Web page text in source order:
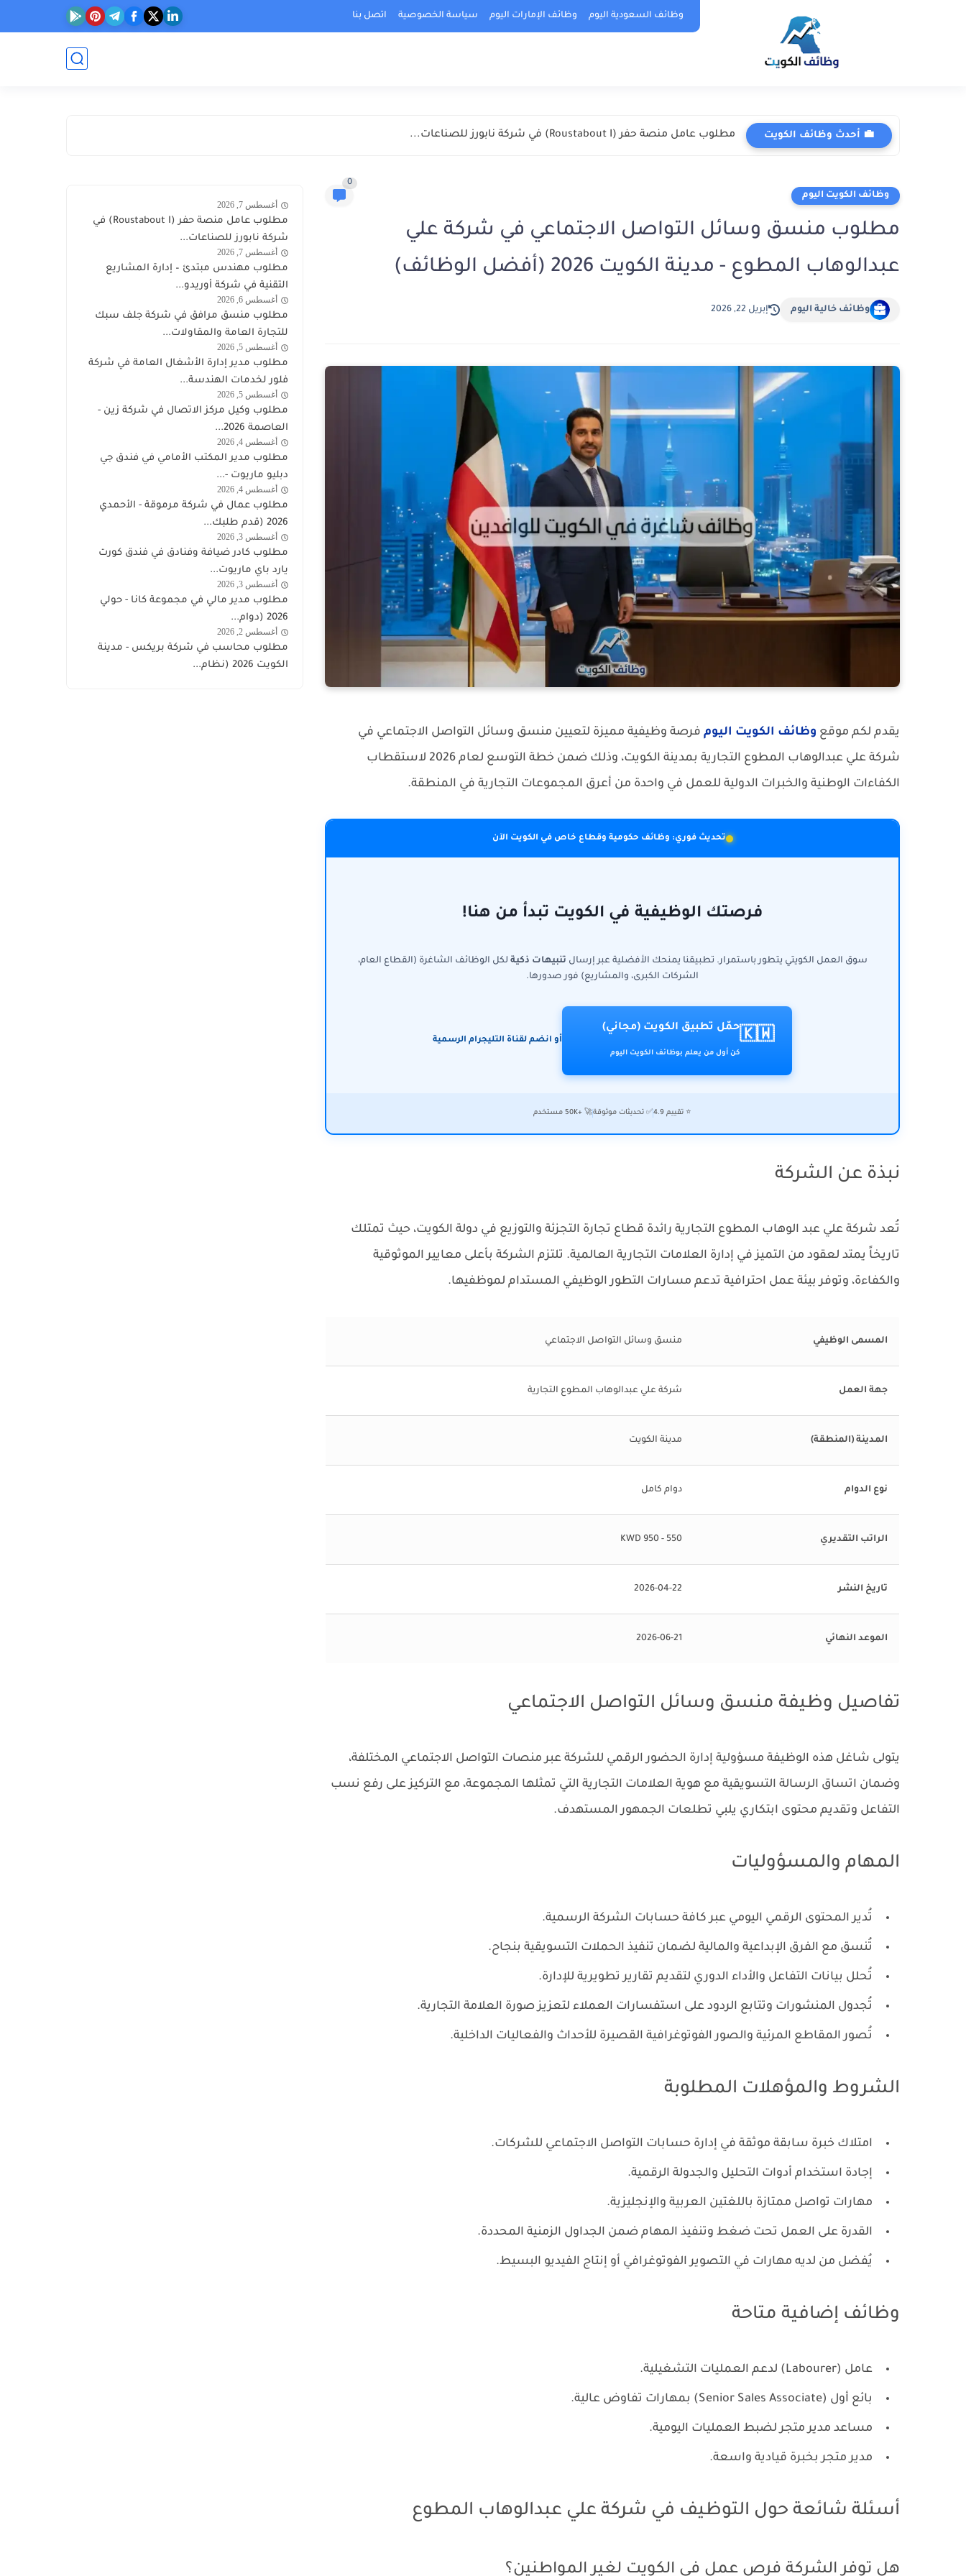
وظائف السعودية اليوم وظائف الإمارات اليوم سياسة الخصوصية اتصل بنا
💼 أحدث وظائف الكويت مطلوب عامل منصة حفر (Roustabout I) في شركة نابورز للصناعات...
وظائف الكويت اليوم
0
مطلوب منسق وسائل التواصل الاجتماعي في شركة علي
عبدالوهاب المطوع - مدينة الكويت 2026 (أفضل الوظائف)
وظائف خالية اليوم إبريل 22, 2026
يقدم لكم موقع وظائف الكويت اليوم فرصة وظيفية مميزة لتعيين منسق وسائل التواصل الاجتماعي في
شركة علي عبدالوهاب المطوع التجارية بمدينة الكويت، وذلك ضمن خطة التوسع لعام 2026 لاستقطاب
الكفاءات الوطنية والخبرات الدولية للعمل في واحدة من أعرق المجموعات التجارية في المنطقة.
تحديث فوري: وظائف حكومية وقطاع خاص في الكويت الآن
فرصتك الوظيفية في الكويت تبدأ من هنا!
سوق العمل الكويتي يتطور باستمرار. تطبيقنا يمنحك الأفضلية عبر إرسال تنبيهات ذكية لكل الوظائف الشاغرة (القطاع العام،
الشركات الكبرى، والمشاريع) فور صدورها.
🇰🇼
حمّل تطبيق الكويت (مجاني)
كن أول من يعلم بوظائف الكويت اليوم
أو انضم لقناة التليجرام الرسمية
⭐ تقييم 4.9 ✅ تحديثات موثوقة🚀 +50K مستخدم
نبذة عن الشركة
تُعد شركة علي عبد الوهاب المطوع التجارية رائدة قطاع تجارة التجزئة والتوزيع في دولة الكويت، حيث تمتلك
تاريخاً يمتد لعقود من التميز في إدارة العلامات التجارية العالمية. تلتزم الشركة بأعلى معايير الموثوقية
والكفاءة، وتوفر بيئة عمل احترافية تدعم مسارات التطور الوظيفي المستدام لموظفيها.
المسمى الوظيفي منسق وسائل التواصل الاجتماعي
جهة العمل شركة علي عبدالوهاب المطوع التجارية
المدينة (المنطقة) مدينة الكويت
نوع الدوام دوام كامل
الراتب التقديري 550 - 950 KWD
تاريخ النشر 2026-04-22
الموعد النهائي 2026-06-21
تفاصيل وظيفة منسق وسائل التواصل الاجتماعي
يتولى شاغل هذه الوظيفة مسؤولية إدارة الحضور الرقمي للشركة عبر منصات التواصل الاجتماعي المختلفة،
وضمان اتساق الرسالة التسويقية مع هوية العلامات التجارية التي تمثلها المجموعة، مع التركيز على رفع نسب
التفاعل وتقديم محتوى ابتكاري يلبي تطلعات الجمهور المستهدف.
المهام والمسؤوليات
تُدير المحتوى الرقمي اليومي عبر كافة حسابات الشركة الرسمية.
تُنسق مع الفرق الإبداعية والمالية لضمان تنفيذ الحملات التسويقية بنجاح.
تُحلل بيانات التفاعل والأداء الدوري لتقديم تقارير تطويرية للإدارة.
تُجدول المنشورات وتتابع الردود على استفسارات العملاء لتعزيز صورة العلامة التجارية.
تُصور المقاطع المرئية والصور الفوتوغرافية القصيرة للأحداث والفعاليات الداخلية.
الشروط والمؤهلات المطلوبة
امتلاك خبرة سابقة موثقة في إدارة حسابات التواصل الاجتماعي للشركات.
إجادة استخدام أدوات التحليل والجدولة الرقمية.
مهارات تواصل ممتازة باللغتين العربية والإنجليزية.
القدرة على العمل تحت ضغط وتنفيذ المهام ضمن الجداول الزمنية المحددة.
يُفضل من لديه مهارات في التصوير الفوتوغرافي أو إنتاج الفيديو البسيط.
وظائف إضافية متاحة
عامل (Labourer) لدعم العمليات التشغيلية.
بائع أول (Senior Sales Associate) بمهارات تفاوض عالية.
مساعد مدير متجر لضبط العمليات اليومية.
مدير متجر بخبرة قيادية واسعة.
أسئلة شائعة حول التوظيف في شركة علي عبدالوهاب المطوع
هل توفر الشركة فرص عمل في الكويت لغير المواطنين؟
وظائف
الكويت
اليوم
أغسطس 7, 2026
مطلوب عامل منصة حفر (Roustabout I) في
شركة نابورز للصناعات...
وظائف
أوريدو
أغسطس 7, 2026
مطلوب مهندس مبتدئ – إدارة المشاريع
التقنية في شركة أوريدو...
وظائف
الكويت
اليوم
أغسطس 6, 2026
مطلوب منسق مرافق في شركة جلف سبك
للتجارة العامة والمقاولات...
وظائف
الكويت
اليوم
أغسطس 5, 2026
مطلوب مدير إدارة الأشغال العامة في شركة
فلور لخدمات الهندسة...
توظيف
شركة
زين
أغسطس 5, 2026
مطلوب وكيل مركز الاتصال في شركة زين -
العاصمة 2026...
وظائف
الكويت
اليوم
أغسطس 4, 2026
مطلوب مدير المكتب الأمامي في فندق جي
دبليو ماريوت -...
الكويت
أغسطس 4, 2026
مطلوب عمال في شركة مرموقة - الأحمدي
2026 (قدم طلبك...
وظائف
الكويت
اليوم
أغسطس 3, 2026
مطلوب كادر ضيافة وفنادق في فندق كورت
يارد باي ماريوت...
وظائف
الكويت
اليوم
أغسطس 3, 2026
مطلوب مدير مالي في مجموعة كانا - حولي
2026 (دوام...
وظائف
الكويت
أغسطس 2, 2026
مطلوب محاسب في شركة بريكس - مدينة
الكويت 2026 (نظام...